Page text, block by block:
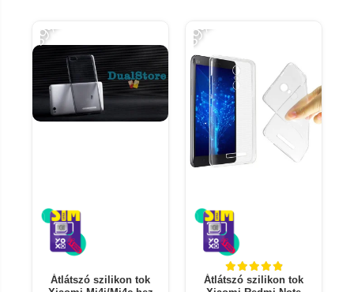
-89%
Átlátszó szilikon tok
-89%
Átlátszó szilikon tok